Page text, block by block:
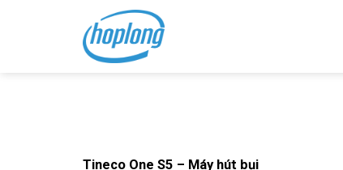
Tineco One S5 – Máy hút bụi